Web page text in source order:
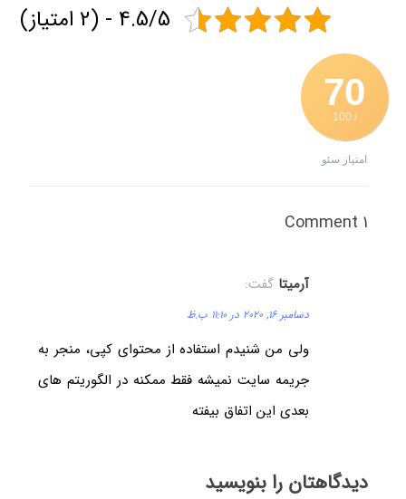
4.5/5 - (2 امتیاز)
70
/ 100
امتیاز سئو
آرمیتا گفت:
دسامبر 16, 2020 در 11:10 ب.ظ
ولی من شنیدم استفاده از محتوای کپی، منجر به
جریمه سایت نمیشه فقط ممکنه در الگوریتم های
بعدی این اتفاق بیفته
دیدگاهتان را بنویسید